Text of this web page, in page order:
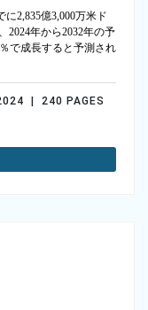
2,835億3,000万米ド
2024年から2032年の予
で成長すると予測され
| 240 PAGES